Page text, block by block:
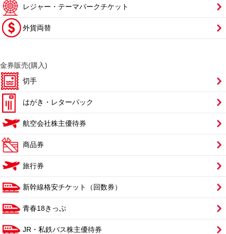
レジャー・テーマパークチケット
外貨両替
金券販売(購入)
切手
はがき・レターパック
航空会社株主優待券
商品券
旅行券
新幹線格安チケット（回数券）
青春18きっぷ
JR・私鉄バス株主優待券